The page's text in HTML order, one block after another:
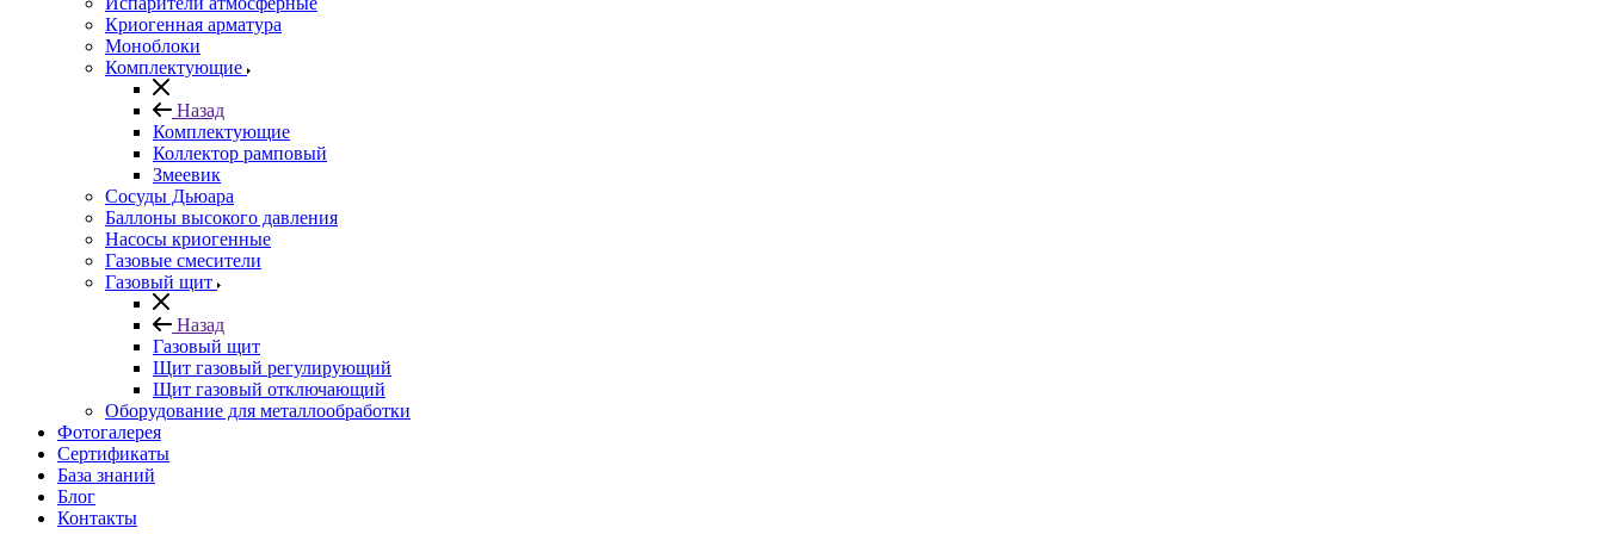
Криогенная арматура
Моноблоки
Комплектующие
Назад
Комплектующие
Коллектор рамповый
Змеевик
Сосуды Дьюара
Баллоны высокого давления
Насосы криогенные
Газовые смесители
Газовый щит
Назад
Газовый щит
Щит газовый регулирующий
Щит газовый отключающий
Оборудование для металлообработки
Фотогалерея
Сертификаты
База знаний
Блог
Контакты